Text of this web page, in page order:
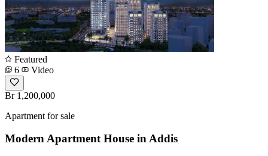
Featured
6
Video
Br 1,200,000
Apartment for sale
Modern Apartment House in Addis